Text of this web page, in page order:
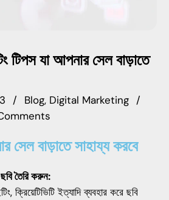
টিপস যা আপনার সেল বাড়াতে
Blog Digital Marketing
সেল বাড়াতে সাহায্য করবে
তৈরি করুন:
ক্রিয়েটিভিটি ইত্যাদি ব্যবহার করে ছবি